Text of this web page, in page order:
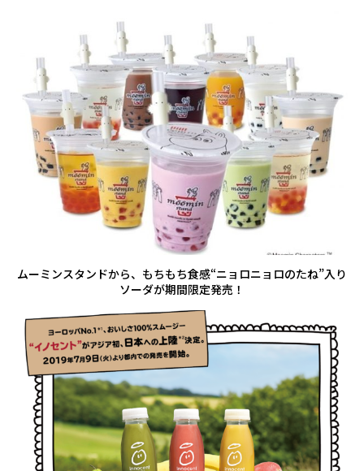
ムーミンスタンドから、もちもち食感“ニョロニョロのたね”入り
ソーダが期間限定発売！